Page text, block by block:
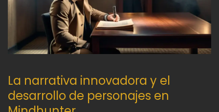
La narrativa innovadora y el
desarrollo de personajes en